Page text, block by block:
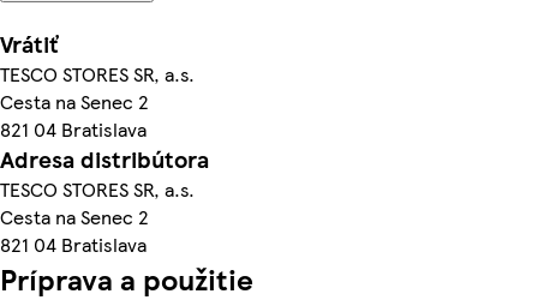
Vrátiť
TESCO STORES SR, a.s.
Cesta na Senec 2
821 04 Bratislava
Adresa distribútora
TESCO STORES SR, a.s.
Cesta na Senec 2
821 04 Bratislava
Príprava a použitie